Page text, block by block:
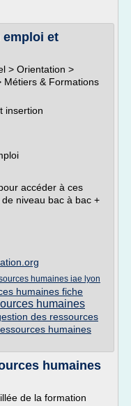
emploi et
> Orientation >
Métiers & Formations
insertion
accéder à ces
niveau bac à bac +
humaines iae lyon
humaines fiche
humaines
des ressources
humaines
humaines
de la formation